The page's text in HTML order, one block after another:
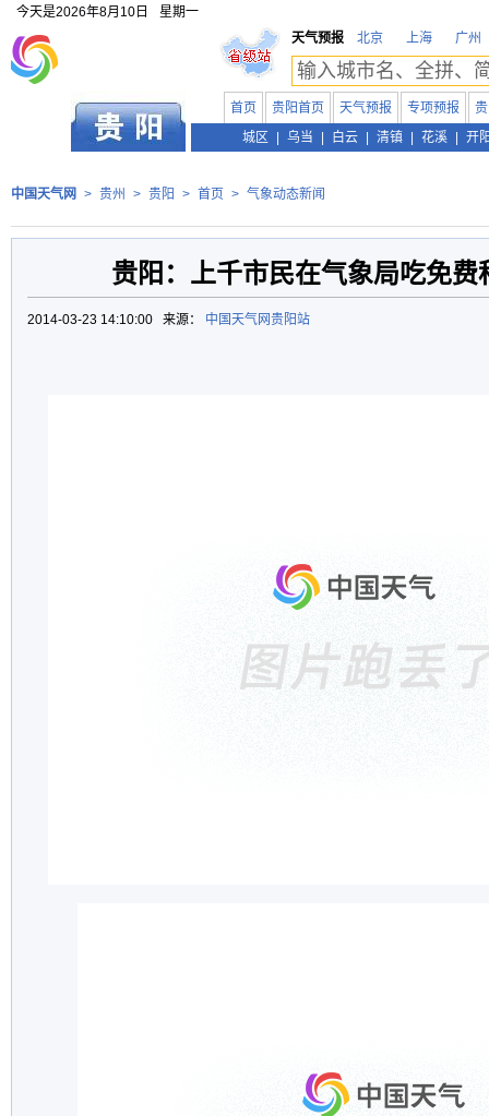
今天是2026年8月10日
星期一
天气预报
北京 上海 广州
首页 贵阳首页 天气预报 专项预报
城区
乌当 白云 清镇 花溪 开
中国天气网 > 贵州 > 贵阳 > 首页 > 气象动态新闻
贵阳：上千市民在气象局吃免费
2014-03-23 14:10:00 来源： 中国天气网贵阳站